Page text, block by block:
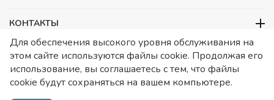
КОНТАКТЫ
ООО «Детский сад», ОГРН 1157746480088
ИНН 7728252648 КПП 772601001 Юридический адрес – Москва,
ул. Подольских курсантов, д 3. стр 2. Помещение 1/3. Информация
о товарах носит справочный характер и не является публичной
офертой, определяемой Статьей 437 ГК РФ.
Для обеспечения высокого уровня обслуживания на
этом сайте используются файлы cookie. Продолжая его
использование, вы соглашаетесь с тем, что файлы
cookie будут сохраняться на вашем компьютере.